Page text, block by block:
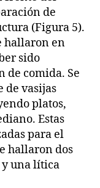
de
(Figura 5).
hallaron en
sido
de comida. Se
de vasijas
platos,
Estas
para el
hallaron dos
y una lítica